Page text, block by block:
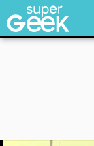
Tecnología